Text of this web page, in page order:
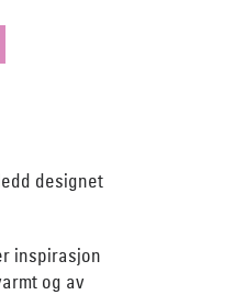
designet
inspirasjon
og av